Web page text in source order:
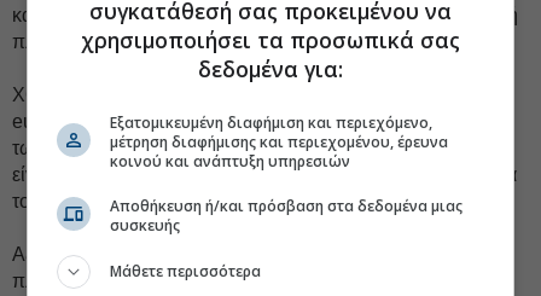
και Λουμιέρ, που διαπραγματεύονται το PSI με την ελληνική
πλευρά. Η ανησυχία στους κόλπους του IIF είναι έκδηλη.
Χθες πίεσαν -και αυτοί - ώστε να πραγματοποιηθεί το
eurogroup και να δοθεί το πράσινο φως στην εκταμίευση
των 30 δισ. ευρώ. Μάλιστα, έβγαλανανακοίνωσηότι θα
είναι στις Βρυξέλλες έτοιμοι να ανακοινώσουν τη συμφωνία
το βράδυ της Τετάρτης.
Αξίζει να σημειωθεί, πάντως, ότι όσον αφορά την ελληνική
πλευρά τόσο στο EWG όσο και στο eurogroup η
συγκατάθεσή σας προκειμένου να
χρησιμοποιήσει τα προσωπικά σας
δεδομένα για:
Εξατομικευμένη διαφήμιση και περιεχόμενο,
μέτρηση διαφήμισης και περιεχομένου, έρευνα
κοινού και ανάπτυξη υπηρεσιών
Αποθήκευση ή/και πρόσβαση στα δεδομένα μιας
συσκευής
Μάθετε περισσότερα